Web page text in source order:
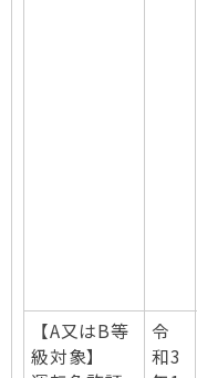
【A又はB等
級対象】
令
和3